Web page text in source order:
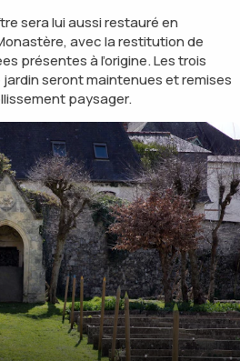
sera lui aussi restauré en
avec la restitution de
présentes à l’origine. Les trois
seront maintenues et remises
paysager.